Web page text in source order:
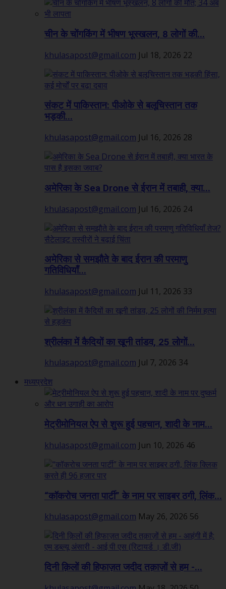
चीन के चोंगकिंग में भीषण भूस्खलन, 8 लोगों की...
khulasapost@gmail.com Jul 18, 2026 22
संकट में पाकिस्तान: पीओके से बलूचिस्तान तक
भड़की...
khulasapost@gmail.com Jul 16, 2026 28
अमेरिका के Sea Drone से ईरान में तबाही, क्या...
khulasapost@gmail.com Jul 16, 2026 24
अमेरिका से समझौते के बाद ईरान की परमाणु
गतिविधियाँ...
khulasapost@gmail.com Jul 11, 2026 33
श्रीलंका में कैदियों का खूनी तांडव, 25 लोगों...
khulasapost@gmail.com Jul 7, 2026 34
मध्यप्रदेश
मेट्रीमोनियल ऐप से शुरू हुई पहचान, शादी के नाम...
khulasapost@gmail.com Jun 10, 2026 46
“कॉकरोच जनता पार्टी” के नाम पर साइबर ठगी, लिंक...
khulasapost@gmail.com May 26, 2026 56
दिनी क़िलों की हिफाज़त जदीद तक़ाज़ों से हम -...